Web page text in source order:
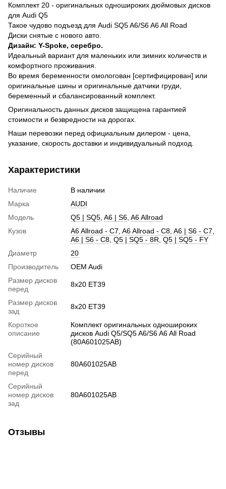
Комплект 20 - оригинальных одношироких дюймовых дисков
для Audi Q5
Такое чудово подъезд для Audi SQ5 A6/S6 A6 All Road
Диски снятые с нового авто.
Дизайн: Y-Spoke, серебро.
Идеальный вариант для маленьких или зимних количеств и
комфортного проживания.
Во время беременности омологован [сертифицирован] или
оригинальные шины и оригинальные датчики груди,
беременный и сбалансированный комплект.
Оригинальность данных дисков защищена гарантией
стоимости и безвредности на дорогах.
Наши перевозки перед официальным дилером - цена,
указание, скорость доставки и индивидуальный подход.
Характеристики
Наличие
В наличии
Марка
AUDI
Модель
Q5 | SQ5 A6 | S6 A6 Allroad
Кузов
A6 Allroad - C7 A6 Allroad - C8 A6 | S6 - C7
A6 | S6 - C8 Q5 | SQ5 - 8R Q5 | SQ5 - FY
Диаметр
20
Производитель
OEM Audi
Размер дисков
перед
8х20 ET39
Размер дисков
зад
8х20 ET39
Короткое
описание
Комплект оригинальных одношироких
дисков Audi Q5/SQ5 A6/S6 A6 All Road
(80A601025AB)
Серийный
номер дисков
перед
80A601025AB
Серийный
номер дисков
зад
80A601025AB
Отзывы